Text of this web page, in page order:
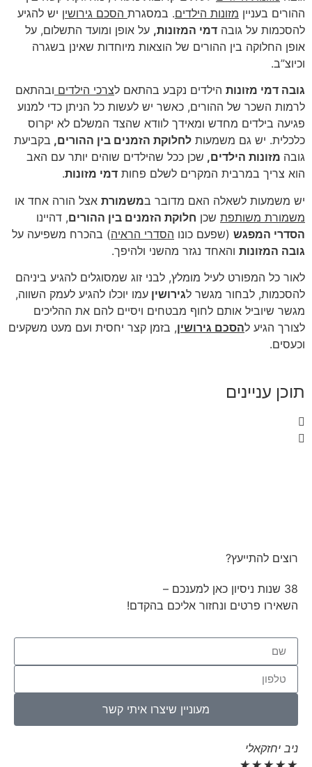
ההורים בעניין מזונות הילדים. במסגרת הסכם גירושין יש להגיע
להסכמות על גובה דמי המזונות, על אופן ומועד התשלום, על
אופן החלוקה בין ההורים של הוצאות מיוחדות שאינן בשגרה
וכיוצ”ב.
גובה דמי מזונות הילדים נקבע בהתאם לצרכי הילדים ובהתאם
לרמות השכר של ההורים, כאשר יש לעשות כל הניתן כדי למנוע
פגיעה בילדים מחדש ומאידך לוודא שהצד המשלם לא יקרוס
כלכלית. יש גם משמעות לחלוקת הזמנים בין ההורים, בקביעת
גובה מזונות הילדים, שכן ככל שהילדים שוהים יותר עם האב
הוא צריך במרבית המקרים לשלם פחות דמי מזונות.
יש משמעות לשאלה האם מדובר במשמורת אצל הורה אחד או
משמורת משותפת שכן חלוקת הזמנים בין ההורים, דהיינו
הסדרי המפגש (שפעם כונו הסדרי הראיה) בהכרח משפיעה על
גובה המזונות והאחד נגזר מהשני ולהיפך.
לאור כל המפורט לעיל מומלץ, לבני זוג שמסוגלים להגיע ביניהם
להסכמות, לבחור מגשר לגירושין עמו יוכלו להגיע לעמק השווה,
מגשר שיוביל אותם לחוף מבטחים ויסיים להם את ההליכים
לצורך הגיע להסכם גירושין, בזמן קצר יחסית ועם מעט משקעים
וכעסים.
תוכן עניינים
רוצים להתייעץ?
38 שנות ניסיון כאן למענכם –
השאירו פרטים ונחזור אליכם בהקדם!
מעוניין שיצרו איתי קשר
ניב יחזקאלי